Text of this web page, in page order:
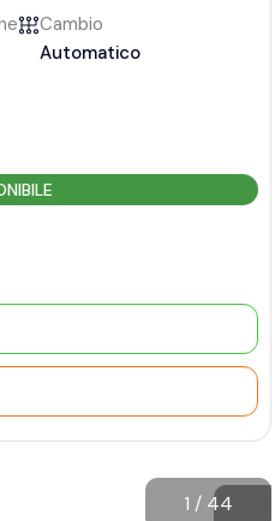
Cambio
Automatico
1 / 44